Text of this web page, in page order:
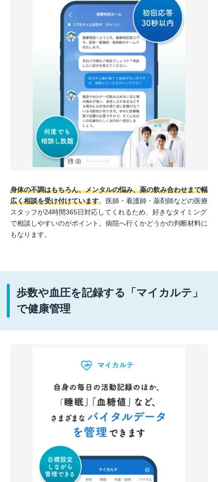
身体の不調はもちろん、メンタルの悩み、薬の飲み合わせまで幅
広く相談を受け付けています。医師・看護師・薬剤師などの医療
スタッフが24時間365日対応してくれるため、好きなタイミング
で相談しやすいのがポイント。病院へ行くかどうかの判断材料に
もなります。
歩数や血圧を記録する「マイカルテ」
で健康管理